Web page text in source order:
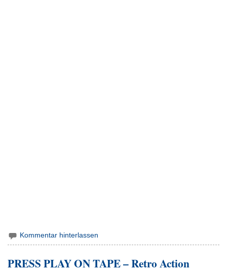
Kommentar hinterlassen
PRESS PLAY ON TAPE – Retro Action